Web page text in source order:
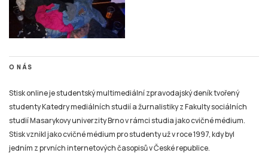
O NÁS
Stisk online je studentský multimediální zpravodajský deník tvořený
studenty Katedry mediálních studií a žurnalistiky z Fakulty sociálních
studií Masarykovy univerzity Brno v rámci studia jako cvičné médium.
Stisk vznikl jako cvičné médium pro studenty už v roce 1997, kdy byl
jedním z prvních internetových časopisů v České republice.